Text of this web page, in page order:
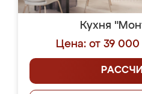
Кухня
Цена: от 39 000